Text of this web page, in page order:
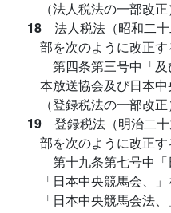
（法人税法の一部改正
18 法人税法（昭和二
部を次のように改正す
第四条第三号中「
本放送協会及び日本中
（登録税法の一部改正
19 登録税法（明治二
部を次のように改正す
第十九条第七号中
「日本中央競馬会、
「日本中央競馬会法、